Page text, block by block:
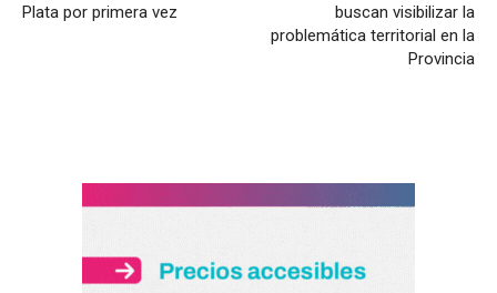
Plata por primera vez
buscan visibilizar la
problemática territorial en la
Provincia